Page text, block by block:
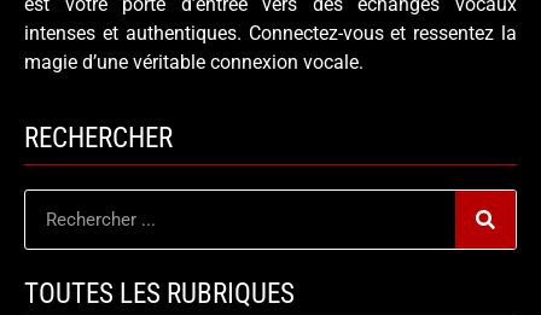
intenses et authentiques. Connectez-vous et ressentez la
magie d’une véritable connexion vocale.
RECHERCHER
TOUTES LES RUBRIQUES